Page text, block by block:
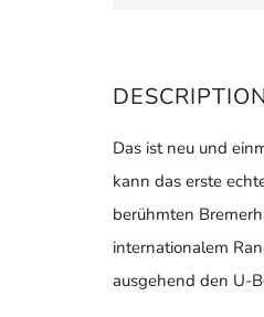
DESCRIPTION
Das ist neu und
kann das erste
berühmten
internationalem
ausgehend den U-